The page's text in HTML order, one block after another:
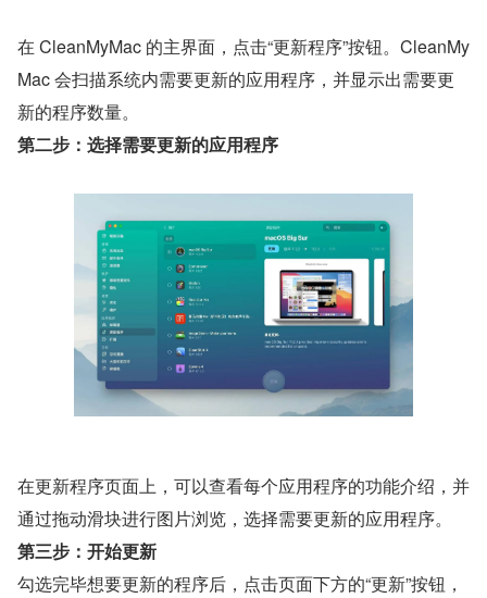
在 CleanMyMac 的主界面，点击“更新程序”按钮。CleanMy
Mac 会扫描系统内需要更新的应用程序，并显示出需要更
新的程序数量。
第二步：选择需要更新的应用程序
在更新程序页面上，可以查看每个应用程序的功能介绍，并
通过拖动滑块进行图片浏览，选择需要更新的应用程序。
第三步：开始更新
勾选完毕想要更新的程序后，点击页面下方的“更新”按钮，